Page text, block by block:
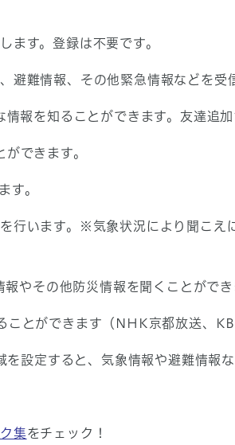
ます。登録は不要です。
避難情報、その他緊急情報などを受
情報を知ることができます。友達追
できます。
す。
行います。※気象状況により聞こえ
やその他防災情報を聞くことができ
ことができます（NHK京都放送、
を設定すると、気象情報や避難情報
集をチェック！